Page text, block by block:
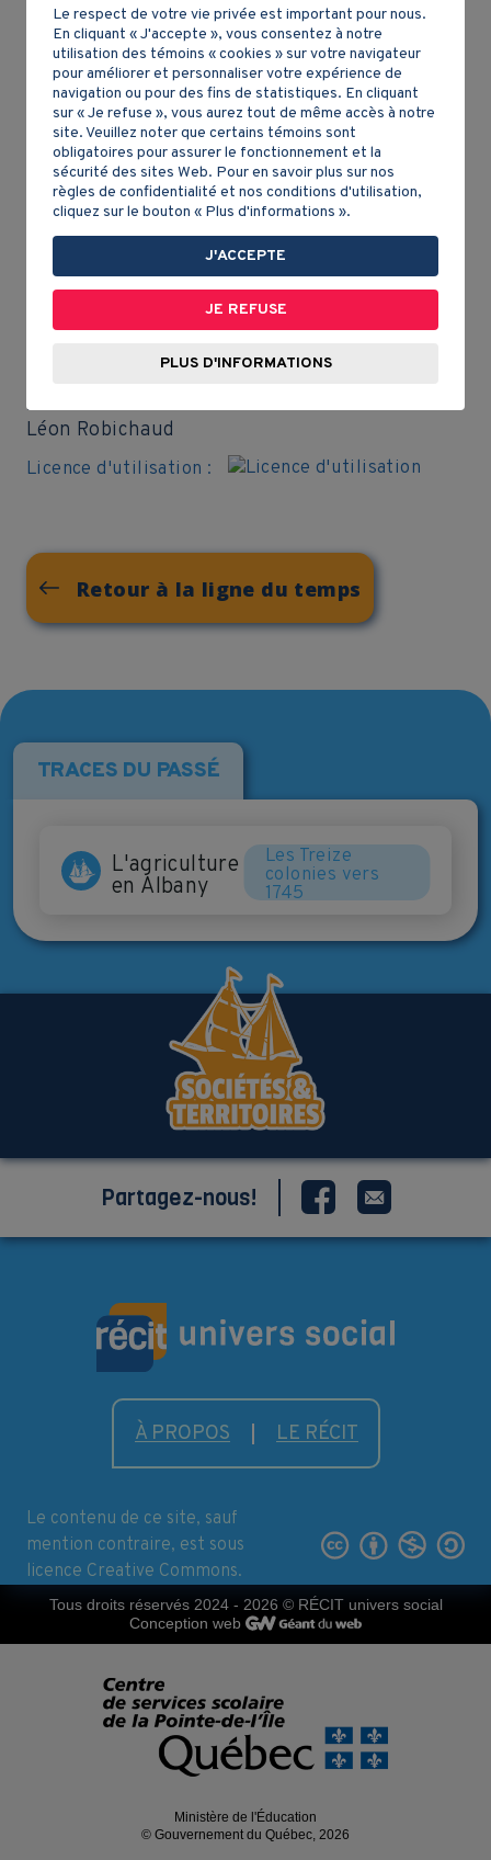
Un peu partout, on fabrique de l'alcool dans des
brasseries et des distilleries. Les premières
utilisent le houblon et l'orge, des produits
agricoles locaux. Les secondes fabriquent du
whisky à partir du blé ou produisent du rhum à
partir de mélasse importée des Antilles.
Les moulins sont encore plus courants que les
brasseries et les distilleries. Ces moulins servent à
transformer les produits locaux : le bois en
planches et le blé en farine. Répartis à travers la
campagne, ils sont au coeur des villages qui se
développent dans les colonies.
AUTEUR
Léon Robichaud
Licence d'utilisation :
Retour à la ligne du temps
TRACES DU PASSÉ
L'agriculture
en Albany
Les Treize
colonies vers
1745
À PROPOS LE RÉCIT
Le contenu de ce site, sauf
mention contraire, est sous
licence Creative Commons.
Partagez-nous!
Tous droits réservés 2024 - 2026 © RÉCIT univers social
Conception web
Ministère de l'Éducation
© Gouvernement du Québec, 2026
Le respect de votre vie privée est important pour nous.
En cliquant « J'accepte », vous consentez à notre
utilisation des témoins « cookies » sur votre navigateur
pour améliorer et personnaliser votre expérience de
navigation ou pour des fins de statistiques. En cliquant
sur « Je refuse », vous aurez tout de même accès à notre
site. Veuillez noter que certains témoins sont
obligatoires pour assurer le fonctionnement et la
sécurité des sites Web. Pour en savoir plus sur nos
règles de confidentialité et nos conditions d'utilisation,
cliquez sur le bouton « Plus d'informations ».
J'ACCEPTE
JE REFUSE
PLUS D'INFORMATIONS